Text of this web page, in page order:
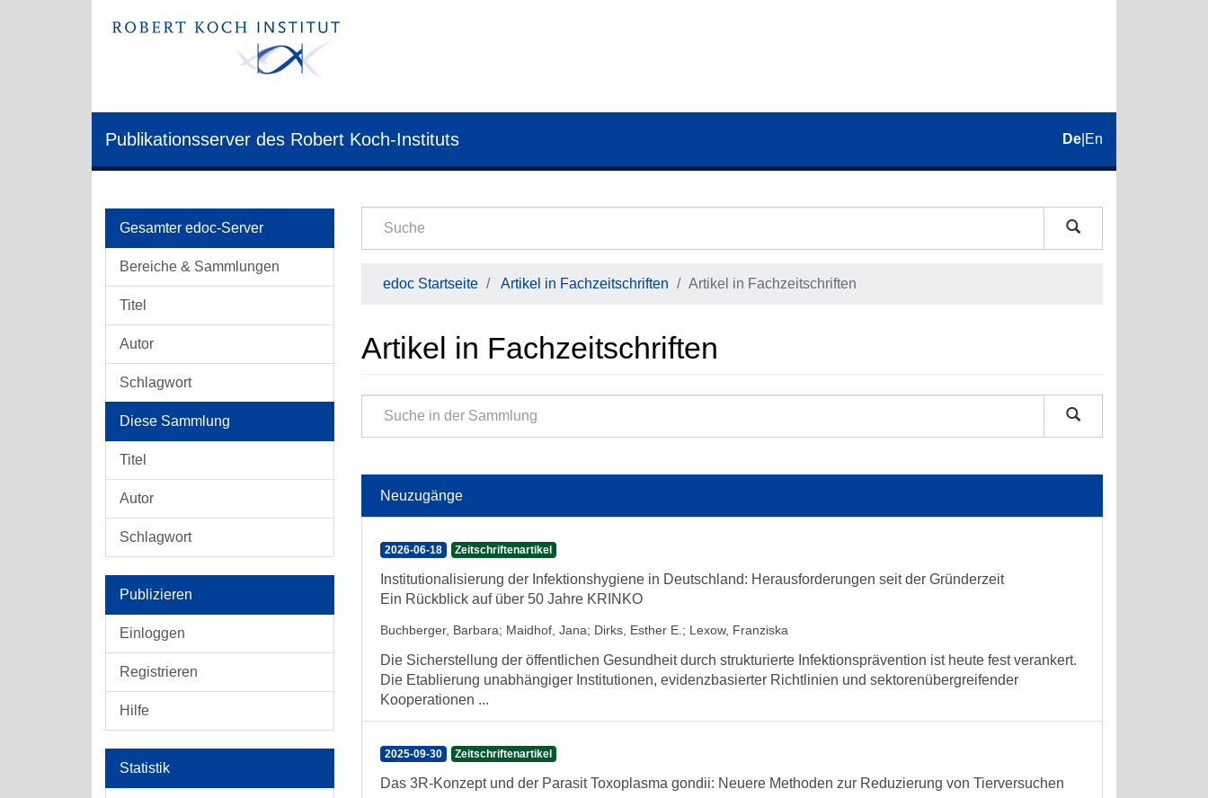
Publikationsserver des Robert Koch-Instituts De En
Gesamter edoc-Server
Bereiche & Sammlungen
Titel
Autor
Schlagwort
Diese Sammlung
Titel
Autor
Schlagwort
Publizieren
Einloggen
Registrieren
Hilfe
Statistik
edoc Startseite Artikel in Fachzeitschriften Artikel in Fachzeitschriften
Artikel in Fachzeitschriften
Neuzugänge
2026-06-18 Zeitschriftenartikel
Institutionalisierung der Infektionshygiene in Deutschland: Herausforderungen seit der Gründerzeit
Ein Rückblick auf über 50 Jahre KRINKO
Buchberger, Barbara; Maidhof, Jana; Dirks, Esther E. ; Lexow, Franziska
Die Sicherstellung der öffentlichen Gesundheit durch strukturierte Infektionsprävention ist heute fest verankert.
Die Etablierung unabhängiger Institutionen, evidenzbasierter Richtlinien und sektorenübergreifender
Kooperationen ...
2025-09-30 Zeitschriftenartikel
Das 3R-Konzept und der Parasit Toxoplasma gondii: Neuere Methoden zur Reduzierung von Tierversuchen